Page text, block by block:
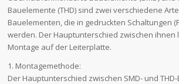
Bauelemente (THD) sind zwei verschiedene
Bauelementen, die in gedruckten Schaltungen
werden. Der Hauptunterschied zwischen ihnen
Montage auf der Leiterplatte.
1. Montagemethode:
Der Hauptunterschied zwischen SMD- und